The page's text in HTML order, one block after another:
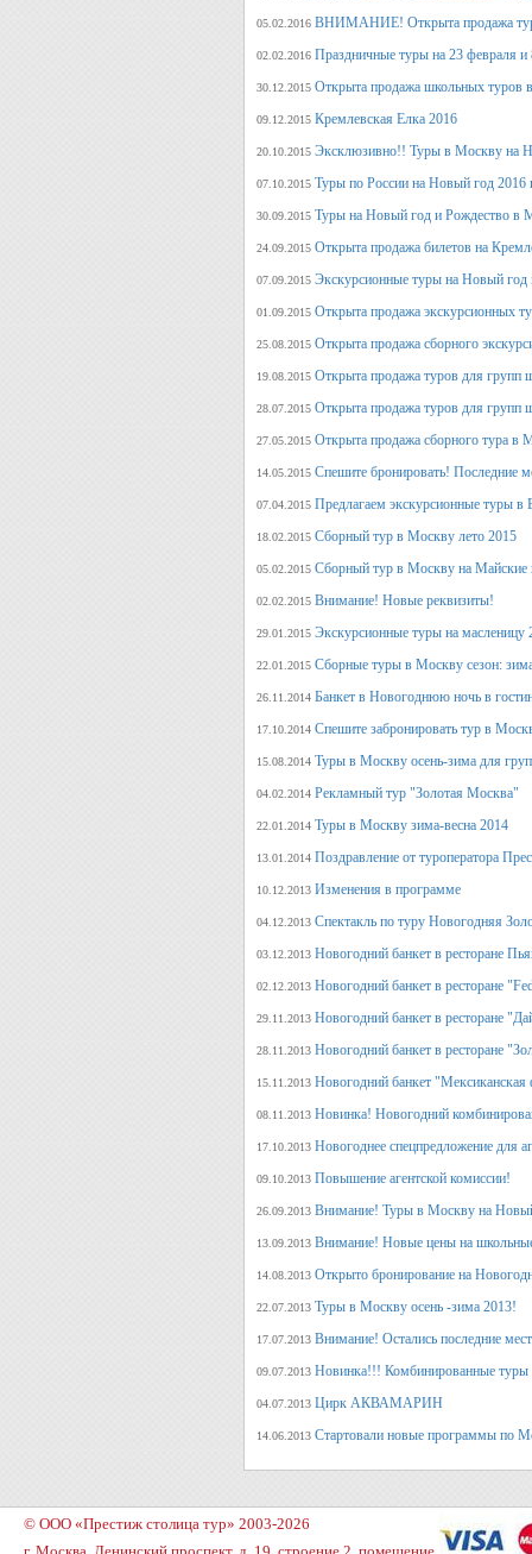
05.02.2016 ВНИМАНИЕ! Открыта продажа
02.02.2016 Праздничные туры на 23 февраля и
30.12.2015 Открыта продажа школьных туров
09.12.2015 Кремлевская Елка 2016
20.10.2015 Эксклюзивно!! Туры в Москву на
07.10.2015 Туры по России на Новый год 2016
30.09.2015 Туры на Новый год и Рождество в
24.09.2015 Открыта продажа билетов на
07.09.2015 Экскурсионные туры на Новый год
01.09.2015 Открыта продажа экскурсионных
25.08.2015 Открыта продажа сборного
19.08.2015 Открыта продажа туров для групп
28.07.2015 Открыта продажа туров для групп
27.05.2015 Открыта продажа сборного тура в
14.05.2015 Спешите бронировать! Последние
07.04.2015 Предлагаем экскурсионные туры в
18.02.2015 Сборный тур в Москву лето 2015
05.02.2015 Сборный тур в Москву на Майские
02.02.2015 Внимание! Новые реквизиты!
29.01.2015 Экскурсионные туры на масленицу
22.01.2015 Сборные туры в Москву сезон:
26.11.2014 Банкет в Новогоднюю ночь в
17.10.2014 Спешите забронировать тур в
15.08.2014 Туры в Москву осень-зима для
04.02.2014 Рекламный тур "Золотая Москва"
22.01.2014 Туры в Москву зима-весна 2014
13.01.2014 Поздравление от туроператора
10.12.2013 Изменения в программе
04.12.2013 Спектакль по туру Новогодняя
03.12.2013 Новогодний банкет в ресторане
02.12.2013 Новогодний банкет в ресторане
29.11.2013 Новогодний банкет в ресторане
28.11.2013 Новогодний банкет в ресторане
15.11.2013 Новогодний банкет
08.11.2013 Новинка! Новогодний
17.10.2013 Новогоднее спецпредложение для
09.10.2013 Повышение агентской комиссии!
26.09.2013 Внимание! Туры в Москву на
13.09.2013 Внимание! Новые цены на
14.08.2013 Открыто бронирование на
22.07.2013 Туры в Москву осень -зима 2013!
17.07.2013 Внимание! Остались последние
09.07.2013 Новинка!!! Комбинированные туры
04.07.2013 Цирк АКВАМАРИН
14.06.2013 Стартовали новые программы по
© ООО «Престиж столица тур» 2003-2026